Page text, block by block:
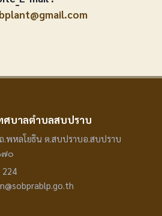
ศบาลตำบลสบปราบ
พหลโยธิน ต.สบปราบอ.สบปราบ
๗๐
224